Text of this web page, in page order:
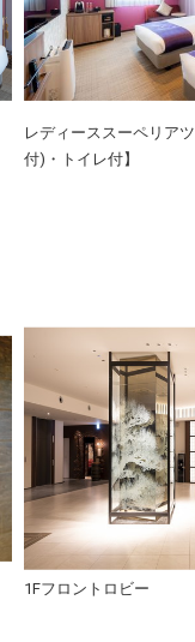
レディーススーペリア
付)・トイレ付】
1Fフロントロビー